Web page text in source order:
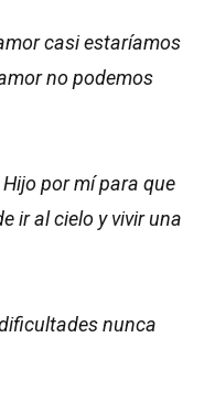
casi estaríamos
no podemos
por mí para que
ir al cielo y vivir una
nunca